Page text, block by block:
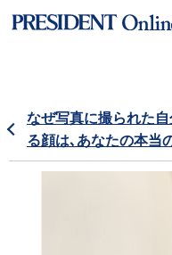
なぜ写真に撮られた
る顔は､あなたの本当